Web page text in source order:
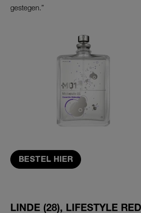
gestegen.”
BESTEL HIER
LINDE (28), LIFESTYLE